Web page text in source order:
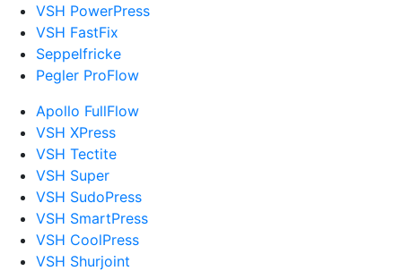
VSH PowerPress
VSH FastFix
Seppelfricke
Pegler ProFlow
Apollo FullFlow
VSH XPress
VSH Tectite
VSH Super
VSH SudoPress
VSH SmartPress
VSH CoolPress
VSH Shurjoint